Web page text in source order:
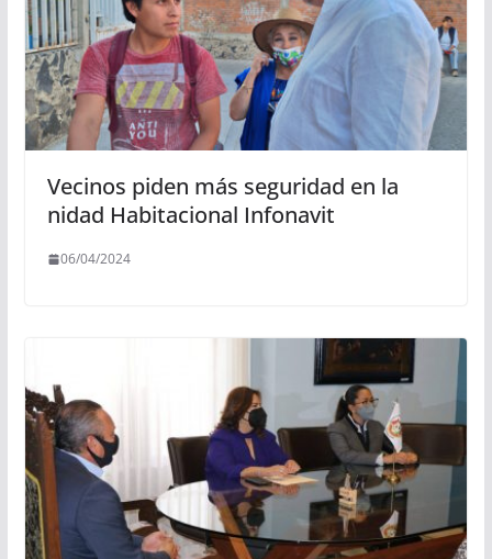
Vecinos piden más seguridad en la
nidad Habitacional Infonavit
06/04/2024